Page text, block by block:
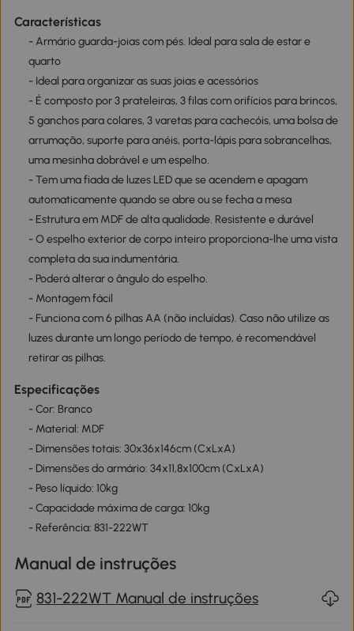
Características
- Armário guarda-joias com pés. Ideal para sala de estar e
quarto
- Ideal para organizar as suas joias e acessórios
- É composto por 3 prateleiras, 3 filas com orifícios para brincos,
5 ganchos para colares, 3 varetas para cachecóis, uma bolsa de
arrumação, suporte para anéis, porta-lápis para sobrancelhas,
uma mesinha dobrável e um espelho.
- Tem uma fiada de luzes LED que se acendem e apagam
automaticamente quando se abre ou se fecha a mesa
- Estrutura em MDF de alta qualidade. Resistente e durável
- O espelho exterior de corpo inteiro proporciona-lhe uma vista
completa da sua indumentária.
- Poderá alterar o ângulo do espelho.
- Montagem fácil
- Funciona com 6 pilhas AA (não incluídas). Caso não utilize as
luzes durante um longo período de tempo, é recomendável
retirar as pilhas.
Especificações
- Cor: Branco
- Material: MDF
- Dimensões totais: 30x36x146cm (CxLxA)
- Dimensões do armário: 34x11,8x100cm (CxLxA)
- Peso líquido: 10kg
- Capacidade máxima de carga: 10kg
- Referência: 831-222WT
Manual de instruções
831-222WT Manual de instruções